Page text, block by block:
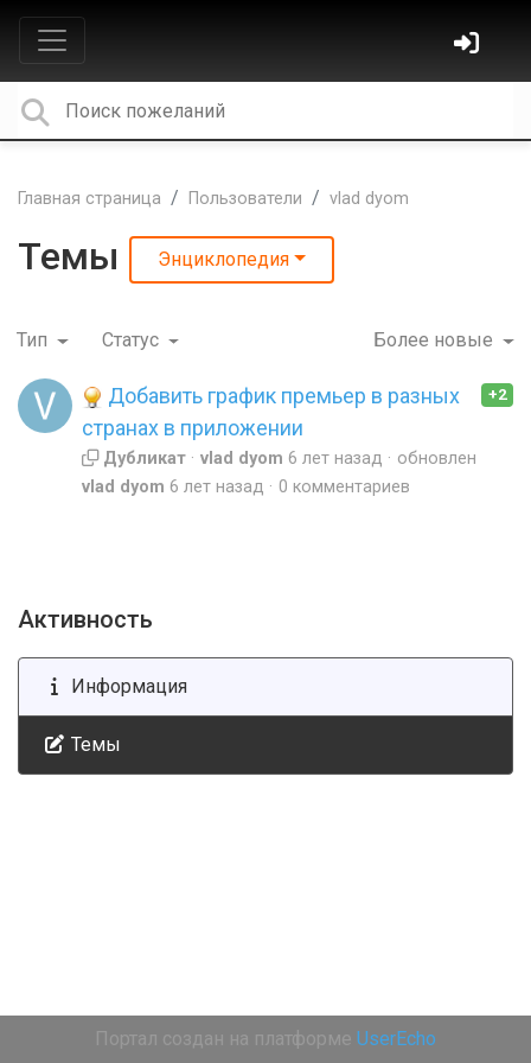
Главная страница Пользователи vlad dyom
Темы Энциклопедия
Тип Статус Более новые
+2
Добавить график премьер в разных
странах в приложении
Дубликат vlad dyom 6 лет назад
обновлен
vlad dyom 6 лет назад 0 комментариев
Активность
Информация
Темы
Портал создан на платформе UserEcho